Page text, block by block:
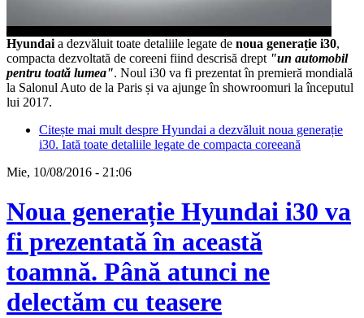
Hyundai a dezvăluit toate detaliile legate de noua generație i30,
compacta dezvoltată de coreeni fiind descrisă drept "un automobil
pentru toată lumea". Noul i30 va fi prezentat în premieră mondială
la Salonul Auto de la Paris și va ajunge în showroomuri la începutul
lui 2017.
Citește mai mult despre Hyundai a dezvăluit noua generație
i30. Iată toate detaliile legate de compacta coreeană
Mie, 10/08/2016 - 21:06
Noua generație Hyundai i30 va
fi prezentată în această
toamnă. Până atunci ne
delectăm cu teasere